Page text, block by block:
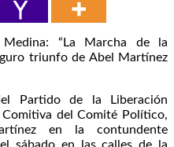
“La Marcha de la
triunfo de Abel Martínez
Partido de la Liberación
Comitiva del Comité Político,
en la contundente